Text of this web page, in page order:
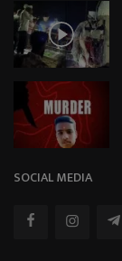
SOCIAL MEDIA